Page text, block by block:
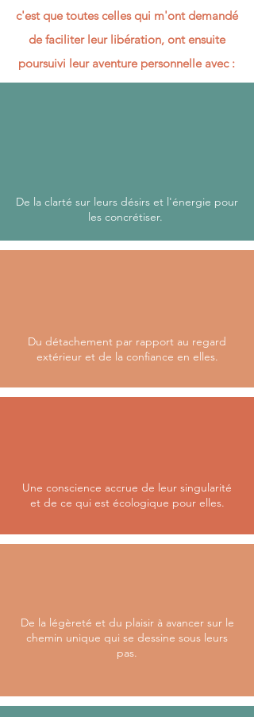
c'est que toutes celles qui m'ont demandé
de faciliter leur libération, ont ensuite
poursuivi leur aventure personnelle avec :
De la clarté sur leurs désirs et l'énergie pour
les concrétiser.
Du détachement par rapport au regard
extérieur et de la confiance en elles.
Une conscience accrue de leur singularité
et de ce qui est écologique pour elles.
De la légèreté et du plaisir à avancer sur le
chemin unique qui se dessine sous leurs
pas.